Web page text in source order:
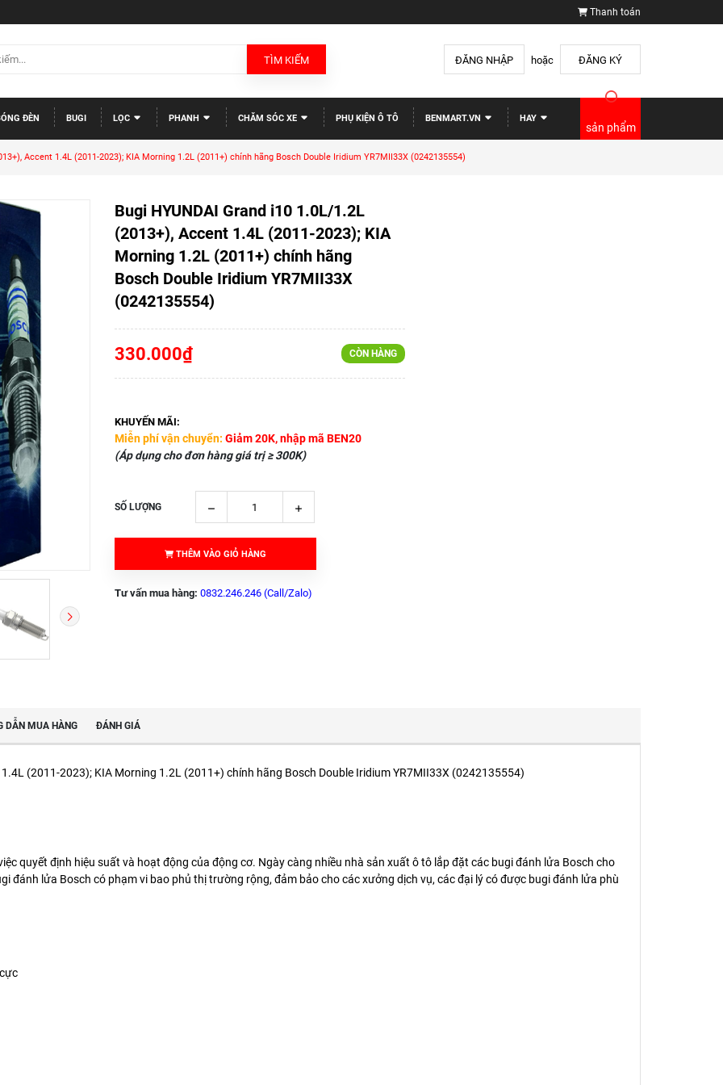
Thanh toán
TÌM KIẾM ĐĂNG NHẬP hoặc ĐĂNG KÝ
ĐÈN BUGI LỌC PHANH CHĂM SÓC XE PHỤ KIỆN Ô TÔ BENMART.VN HAY
sản phẩm
Accent 1.4L (2011-2023); KIA Morning 1.2L (2011+) chính hãng Bosch Double Iridium YR7MII33X (0242135554)
Bugi HYUNDAI Grand i10 1.0L/1.2L
(2013+), Accent 1.4L (2011-2023); KIA
Morning 1.2L (2011+) chính hãng
Bosch Double Iridium YR7MII33X
(0242135554)
330.000₫ CÒN HÀNG
KHUYẾN MÃI:
Miễn phí vận chuyển: Giảm 20K, nhập mã BEN20
(Áp dụng cho đơn hàng giá trị ≥ 300K)
SỐ LƯỢNG
THÊM VÀO GIỎ HÀNG
Tư vấn mua hàng: 0832.246.246 (Call/Zalo)
DẪN MUA HÀNG ĐÁNH GIÁ
(2011-2023); KIA Morning 1.2L (2011+) chính hãng Bosch Double Iridium YR7MII33X (0242135554)
quyết định hiệu suất và hoạt động của động cơ. Ngày càng nhiều nhà sản xuất ô tô lắp đặt các bugi đánh lửa Bosch cho
đánh lửa Bosch có phạm vi bao phủ thị trường rộng, đảm bảo cho các xưởng dịch vụ, các đại lý có được bugi đánh lửa phù